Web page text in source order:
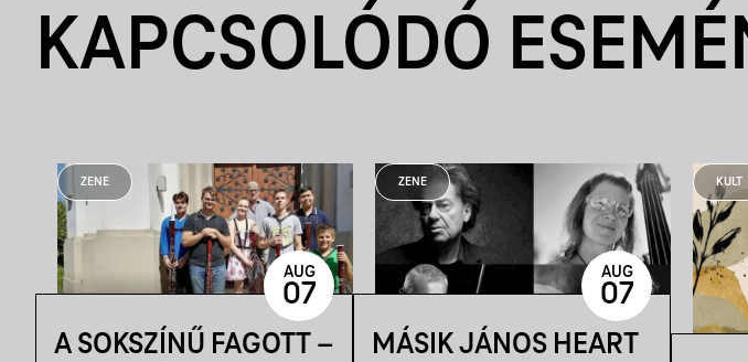
KAPCSOLÓDÓ
ZENE
A SOKSZÍNŰ FAGOTT –
AUG
07
ZENE
MÁSIK JÁNOS HEART
AUG
07
KULT